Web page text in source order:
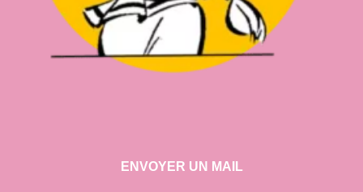
ENVOYER UN MAIL